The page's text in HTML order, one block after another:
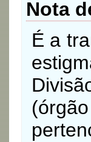
Nota
É a